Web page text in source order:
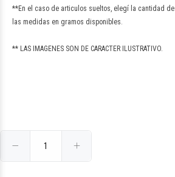
**En el caso de articulos sueltos, elegí la cantidad
las medidas en gramos disponibles.
** LAS IMAGENES SON DE CARACTER ILUSTRATIVO.